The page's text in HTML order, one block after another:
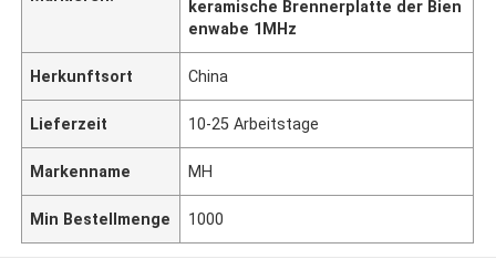
keramische Brennerplatte der Bien
enwabe 1MHz
Herkunftsort China
Lieferzeit 10-25 Arbeitstage
Markenname MH
Min Bestellmenge 1000